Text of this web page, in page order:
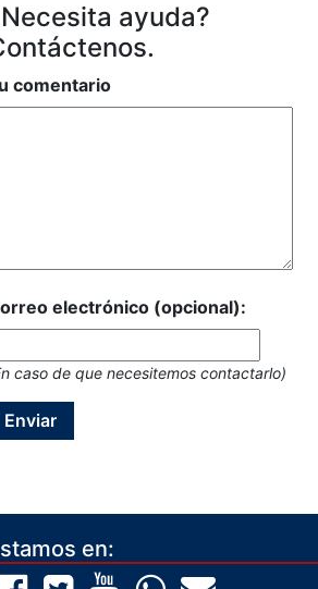
ayuda?
comentario
electrónico (opcional):
caso de que necesitemos contactarlo)
Enviar
en: